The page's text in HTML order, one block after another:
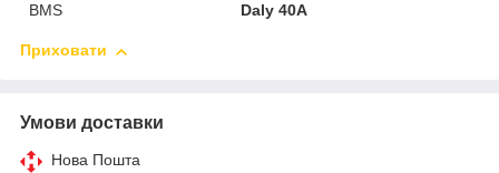
BMS
Daly 40A
Приховати
Умови доставки
Нова Пошта